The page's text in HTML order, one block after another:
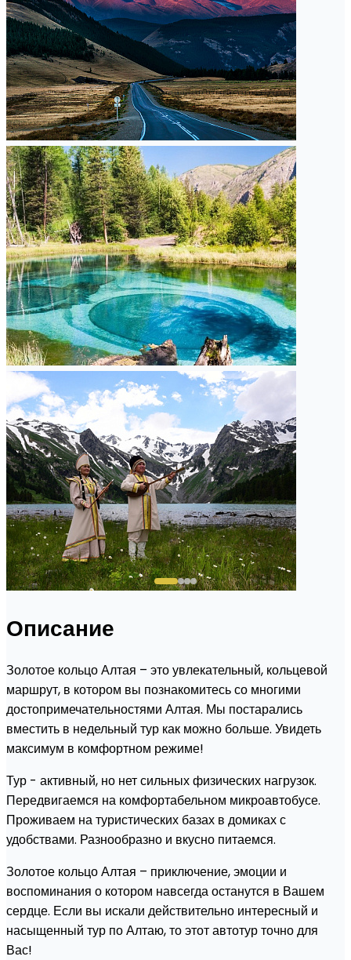
Описание
Золотое кольцо Алтая – это увлекательный, кольцевой
маршрут, в котором вы познакомитесь со многими
достопримечательностями Алтая. Мы постарались
вместить в недельный тур как можно больше. Увидеть
максимум в комфортном режиме!
Тур - активный, но нет сильных физических нагрузок.
Передвигаемся на комфортабельном микроавтобусе.
Проживаем на туристических базах в домиках с
удобствами. Разнообразно и вкусно питаемся.
Золотое кольцо Алтая – приключение, эмоции и
воспоминания о котором навсегда останутся в Вашем
сердце. Если вы искали действительно интересный и
насыщенный тур по Алтаю, то этот автотур точно для
Вас!